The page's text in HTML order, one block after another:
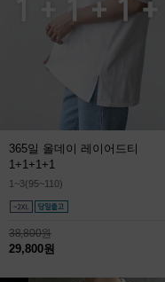
365일 올데이 레이어드티
1+1+1+1
1~3(95~110)
38,800원
29,800원